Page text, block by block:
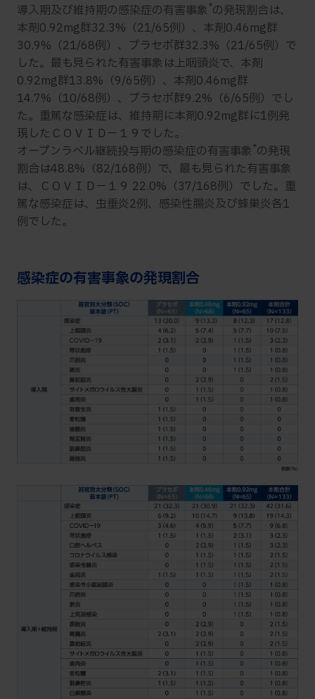
導入期及び維持期の感染症の有害事象 *の発現割合は、
本剤0.92mg群32.3%（21/65例）、本剤0.46mg群
30.9%（21/68例）、プラセボ群32.3%（21/65例）で
した。最も見られた有害事象は上咽頭炎で、本剤
0.92mg群13.8%（9/65例）、本剤0.46mg群
14.7%（10/68例）、プラセボ群9.2%（6/65例）でし
た。重篤な感染症は、維持期に本剤0.92mg群に1例発
現したＣＯＶＩＤ－１９でした。
オープンラベル継続投与期の感染症の有害事象 *の発現
割合は48.8%（82/168例）で、最も見られた有害事象
は、ＣＯＶＩＤ－１９ 22.0%（37/168例）でした。重
篤な感染症は、虫垂炎2例、感染性腸炎及び蜂巣炎各1
例でした。
感染症の有害事象の発現割合